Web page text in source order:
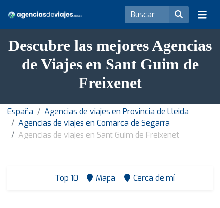
Descubre las mejores Agencias
de Viajes en Sant Guim de
Freixenet
España
Agencias de viajes en Provincia de Lleida
Agencias de viajes en Comarca de Segarra
Agencias de viajes en Sant Guim de Freixenet
Top 10 Mapa Cerca de mí